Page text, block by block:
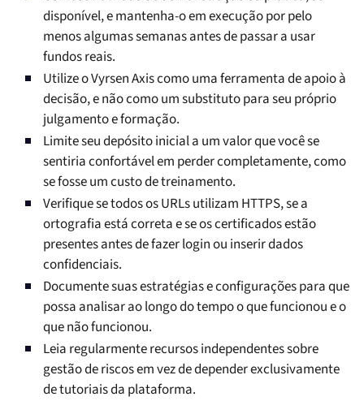
disponível, e mantenha-o em execução por pelo
menos algumas semanas antes de passar a usar
fundos reais.
Utilize o Vyrsen Axis como uma ferramenta de apoio à
decisão, e não como um substituto para seu próprio
julgamento e formação.
Limite seu depósito inicial a um valor que você se
sentiria confortável em perder completamente, como
se fosse um custo de treinamento.
Verifique se todos os URLs utilizam HTTPS, se a
ortografia está correta e se os certificados estão
presentes antes de fazer login ou inserir dados
confidenciais.
Documente suas estratégias e configurações para que
possa analisar ao longo do tempo o que funcionou e o
que não funcionou.
Leia regularmente recursos independentes sobre
gestão de riscos em vez de depender exclusivamente
de tutoriais da plataforma.